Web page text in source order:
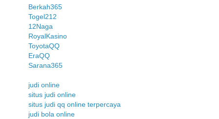
Berkah365
Togel212
12Naga
RoyalKasino
ToyotaQQ
EraQQ
Sarana365
judi online
situs judi online
situs judi qq online terpercaya
judi bola online